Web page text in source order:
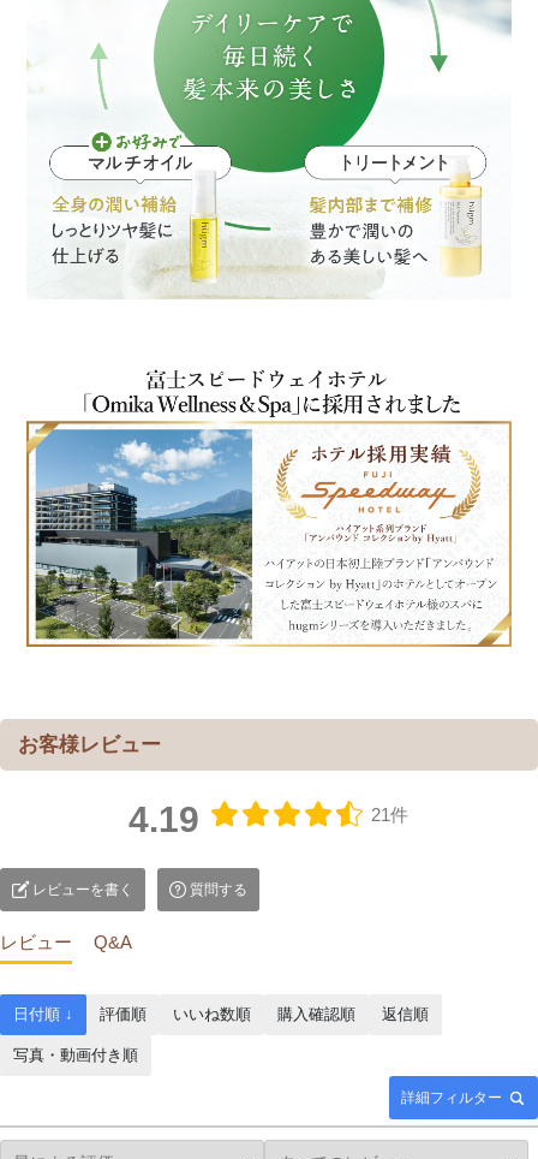
4.19 21件
レビューを書く 質問する
レビュー Q&A
詳細フィルター
日付順 ↓ 評価順 いいね数順 購入確認順 返信順
写真・動画付き順